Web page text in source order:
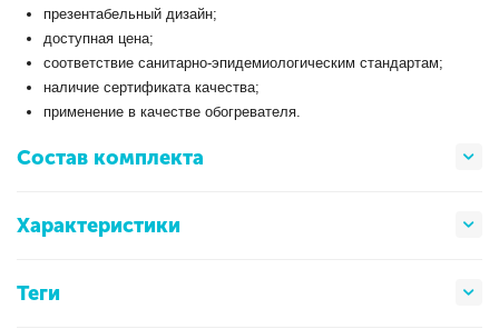
презентабельный дизайн;
доступная цена;
соответствие санитарно-эпидемиологическим стандартам;
наличие сертификата качества;
применение в качестве обогревателя.
Состав комплекта
Характеристики
Теги